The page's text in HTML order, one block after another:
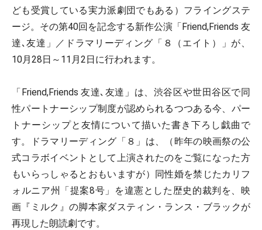
ども受賞している実力派劇団でもある）フライングステ
ージ。その第40回を記念する新作公演「Friend,Friends 友
達､友達」／ドラマリーディング「８（エイト）」が、
10月28日～11月2日に行われます。
「Friend,Friends 友達､友達」は、渋谷区や世田谷区で同
性パートナーシップ制度が認められるつつある今、パー
トナーシップと友情について描いた書き下ろし戯曲で
す。ドラマリーディング「８」は、（昨年の映画祭の公
式コラボイベントとして上演されたのをご覧になった方
もいらっしゃるとおもいますが）同性婚を禁じたカリフ
ォルニア州「提案8号」を違憲とした歴史的裁判を、映
画『ミルク』の脚本家ダスティン・ランス・ブラックが
再現した朗読劇です。